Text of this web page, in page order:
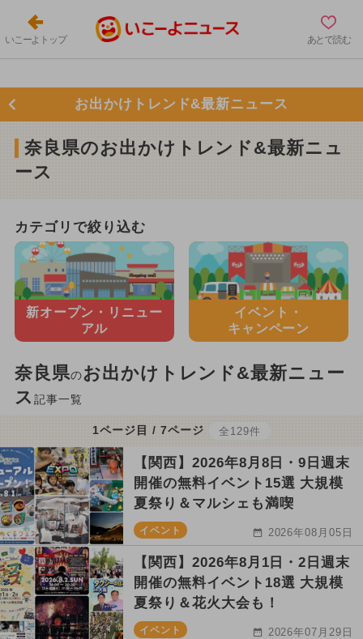
いこーよトップ あとで読む
お出かけトレンド&最新ニュース
奈良県のお出かけトレンド&最新ニュ
ース
カテゴリで絞り込む
新オープン・ リニュー
アル
イベント・
キャンペーン
奈良県のお出かけトレンド&最新ニュー
ス 記事一覧
1ページ目 / 7ページ 全129件
【関西】2026年8月8日・9日週末
開催の無料イベント15選 大規模
夏祭り＆マルシェも満喫
イベント 2026年08月05日
【関西】2026年8月1日・2日週末
開催の無料イベント18選 大規模
夏祭り＆花火大会も！
イベント 2026年07月29日